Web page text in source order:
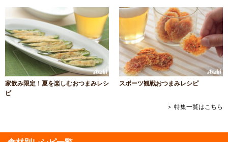
家飲み限定！夏を楽しむおつまみレシ
ピ
スポーツ観戦おつまみレシピ
＞ 特集一覧はこちら